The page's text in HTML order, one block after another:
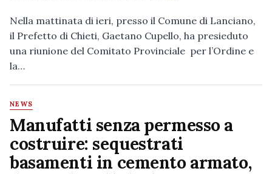
Nella mattinata di ieri, presso il Comune di Lanciano,
il Prefetto di Chieti, Gaetano Cupello, ha presieduto
una riunione del Comitato Provinciale per l’Ordine e
la…
NEWS
Manufatti senza permesso a
costruire: sequestrati
basamenti in cemento armato,